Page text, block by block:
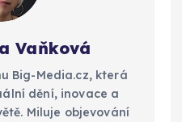
Vaňková
Big-Media.cz, která
dění, inovace a
Miluje objevování